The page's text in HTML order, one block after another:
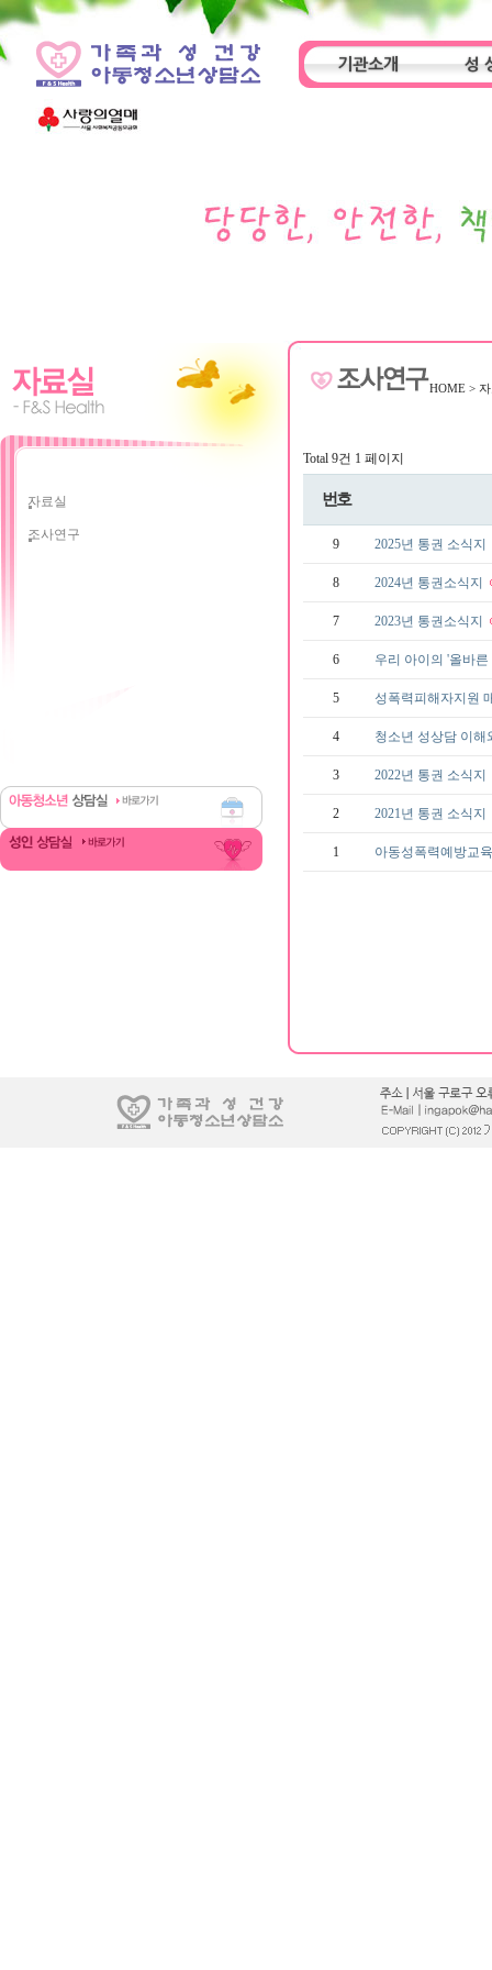
기관소개 성
자료실
조사연구
HOME >
Total 9건 1 페이지
번호
9 2025년 통권 소식지
8 2024년 통권소식지
7 2023년 통권소식지
6 우리 아이의 '올바
5 성폭력피해자지원
4 청소년 성상담 이해
3 2022년 통권 소식지
2 2021년 통권 소식지
1 아동성폭력예방교